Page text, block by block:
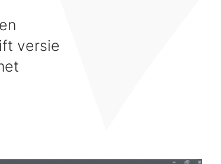
versie